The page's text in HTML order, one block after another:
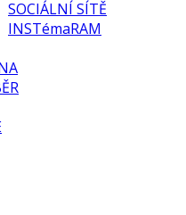
SOCIÁLNÍ SÍTĚ
INSTémaRAM